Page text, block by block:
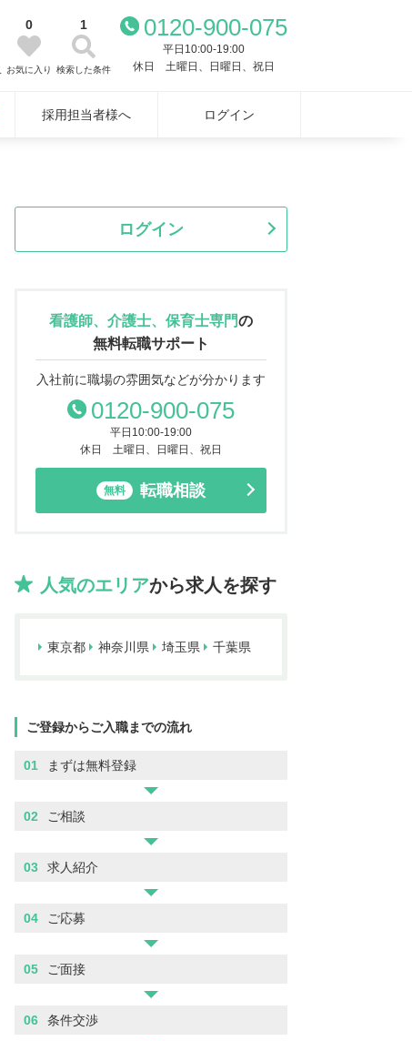
0
お気に入り
1
検索した条件
0120-900-075
平日10:00-19:00
休日 土曜日、日曜日、祝日
採用担当者様へ ログイン
ログイン
看護師、介護士、保育士専門の
無料転職サポート
入社前に職場の雰囲気などが分かります
0120-900-075
平日10:00-19:00
休日 土曜日、日曜日、祝日
無料 転職相談
人気のエリアから求人を探す
東京都 神奈川県 埼玉県 千葉県
ご登録からご入職までの流れ
01 まずは無料登録
02 ご相談
03 求人紹介
04 ご応募
05 ご面接
06 条件交渉